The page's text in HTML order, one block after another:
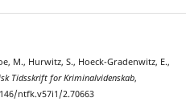
M., Hurwitz, S., Hoeck-Gradenwitz, E.,
Tidsskrift for Kriminalvidenskab,
ntfk.v57i1/2.70663